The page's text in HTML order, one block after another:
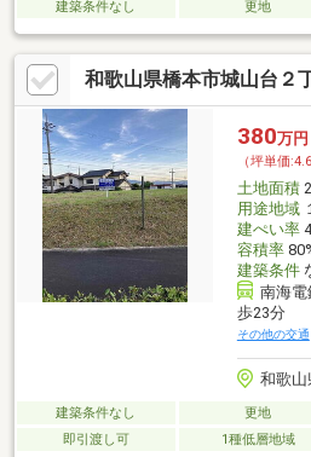
建築条件なし 更地
和歌山県橋本市城山台２
380万円
（坪単価
土地面積
用途地域
建ぺい率
容積率
建築条件
南海電
歩23分
その他の交通
和歌山
建築条件なし 更地
即引渡し可
1種低層地域